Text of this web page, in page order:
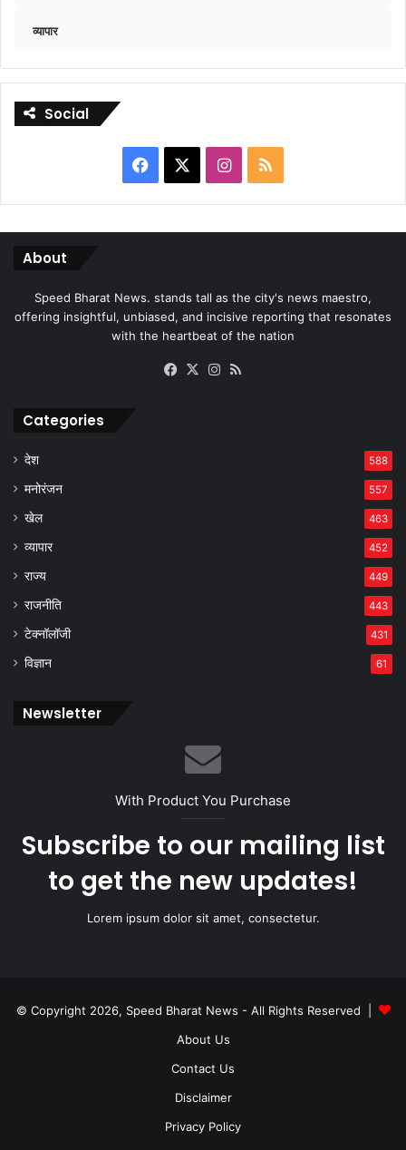
व्यापार
Social
Facebook Instagram
RSS
About
Speed Bharat News. stands tall as the city's news maestro,
offering insightful, unbiased, and incisive reporting that resonates
with the heartbeat of the nation
Facebook
X Instagram
Categories
देश 588
मनोरंजन 557
खेल 463
व्यापार 452
राज्य 449
राजनीति 443
टेक्नॉलॉजी 431
विज्ञान 61
Newsletter
With Product You Purchase
Subscribe to our mailing list
to get the new updates!
Lorem ipsum dolor sit amet, consectetur.
© Copyright 2026, Speed Bharat News - All Rights Reserved |
About Us
Contact Us
Disclaimer
Privacy Policy